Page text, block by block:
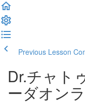
Previous Lesson
Dr.チャト
ーダオン